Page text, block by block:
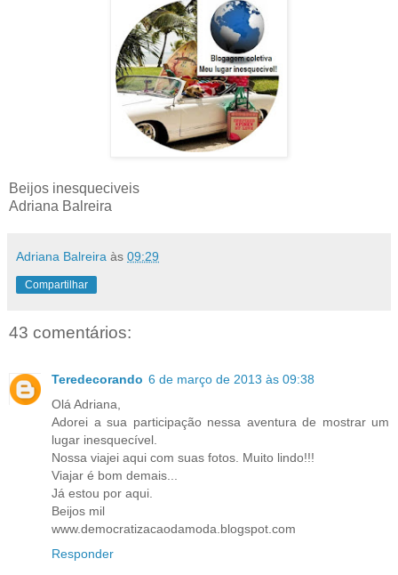
Beijos inesqueciveis
Adriana Balreira
Adriana Balreira às 09:29
Compartilhar
43 comentários:
Teredecorando 6 de março de 2013 às 09:38
Olá Adriana,
Adorei a sua participação nessa aventura de mostrar um
lugar inesquecível.
Nossa viajei aqui com suas fotos. Muito lindo!!!
Viajar é bom demais...
Já estou por aqui.
Beijos mil
www.democratizacaodamoda.blogspot.com
Responder